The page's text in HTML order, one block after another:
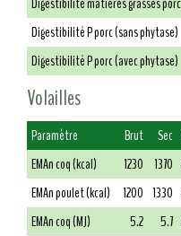
Digestibilité P porc (sans phytase)
Digestibilité P porc (avec phytase)
Volailles
Paramètre Brut Sec
EMAn coq (kcal)
1230 1370
EMAn poulet (kcal)
1200 1330
EMAn coq (MJ)
5.2 5.7